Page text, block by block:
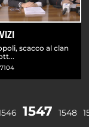
scacco al clan
7104
1547 1548